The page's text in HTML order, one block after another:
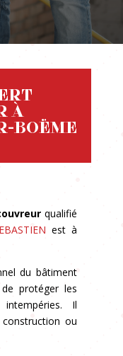
À
BOËME
qualifié
est à
du bâtiment
protéger les
Il
ou